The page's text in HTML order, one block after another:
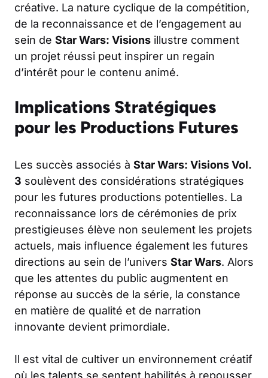
créative. La nature cyclique de la compétition,
de la reconnaissance et de l’engagement au
sein de Star Wars: Visions illustre comment
un projet réussi peut inspirer un regain
d’intérêt pour le contenu animé.
Implications Stratégiques
pour les Productions Futures
Les succès associés à Star Wars: Visions Vol.
3 soulèvent des considérations stratégiques
pour les futures productions potentielles. La
reconnaissance lors de cérémonies de prix
prestigieuses élève non seulement les projets
actuels, mais influence également les futures
directions au sein de l’univers Star Wars. Alors
que les attentes du public augmentent en
réponse au succès de la série, la constance
en matière de qualité et de narration
innovante devient primordiale.
Il est vital de cultiver un environnement créatif
où les talents se sentent habilités à repousser